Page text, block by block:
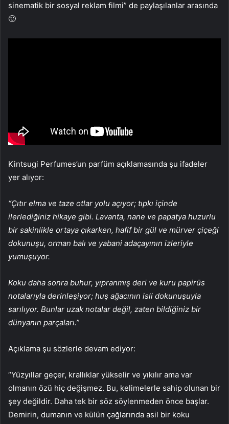
sinematik bir sosyal reklam filmi” de paylaşılanlar arasında
🙂
Kintsugi Perfumes’un parfüm açıklamasında şu ifadeler
yer alıyor:
“Çıtır elma ve taze otlar yolu açıyor; tıpkı içinde
ilerlediğiniz hikaye gibi. Lavanta, nane ve papatya huzurlu
bir sakinlikle ortaya çıkarken, hafif bir gül ve mürver çiçeği
dokunuşu, orman balı ve yabani adaçayının izleriyle
yumuşuyor.
Koku daha sonra buhur, yıpranmış deri ve kuru papirüs
notalarıyla derinleşiyor; huş ağacının isli dokunuşuyla
sarılıyor. Bunlar uzak notalar değil, zaten bildiğiniz bir
dünyanın parçaları.”
Açıklama şu sözlerle devam ediyor:
“Yüzyıllar geçer, krallıklar yükselir ve yıkılır ama var
olmanın özü hiç değişmez. Bu, kelimelerle sahip olunan bir
şey değildir. Daha tek bir söz söylenmeden önce başlar.
Demirin, dumanın ve külün çağlarında asil bir koku